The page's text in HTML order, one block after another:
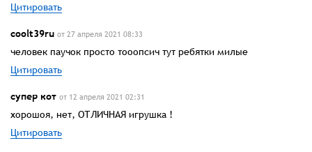
Цитировать
coolt39ru от 27 апреля 2021 08:33
человек паучок просто тооопсич тут ребятки милые
Цитировать
супер кот от 12 апреля 2021 02:31
хорошоя, нет, ОТЛИЧНАЯ игрушка !
Цитировать